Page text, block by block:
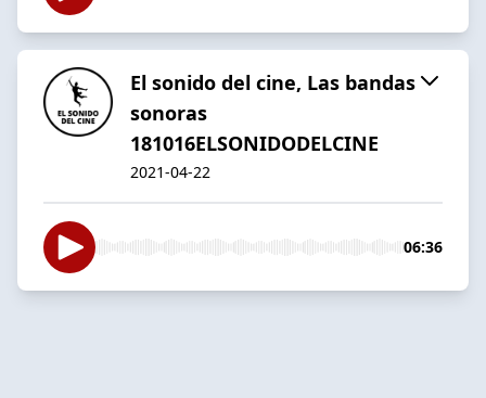
El sonido del cine, Las bandas
sonoras
181016ELSONIDODELCINE
2021-04-22
06:36